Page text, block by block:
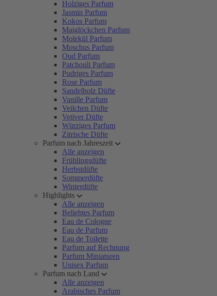
Holziges Parfum
Jasmin Parfum
Kokos Parfum
Maiglöckchen Parfum
Molekül Parfum
Moschus Parfum
Oud Parfum
Patchouli Parfum
Pudriges Parfum
Rose Parfum
Sandelholz Düfte
Vanille Parfum
Veilchen Düfte
Vetiver Düfte
Würziges Parfum
Zitrische Düfte
Parfum nach Jahreszeit
Alle anzeigen
Frühlingsdüfte
Herbstdüfte
Sommerdüfte
Winterdüfte
Highlights
Alle anzeigen
Beliebtes Parfum
Eau de Cologne
Eau de Parfum
Eau de Toilette
Parfum auf Rechnung
Parfum Miniaturen
Unisex Parfum
Parfum nach Land
Alle anzeigen
Arabisches Parfum